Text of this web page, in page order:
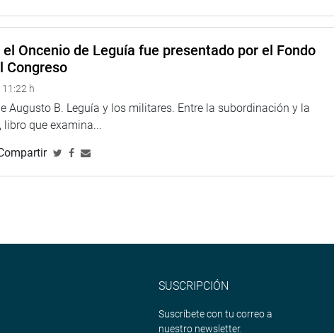
Oncenio de Leguía fue presentado por el Fondo
Congreso
h
Augusto B. Leguía y los militares. Entre la subordinación y la
libro que examina...
SUSCRIPCIÓN
Suscríbete con tu correo a
nuestro newsletter.